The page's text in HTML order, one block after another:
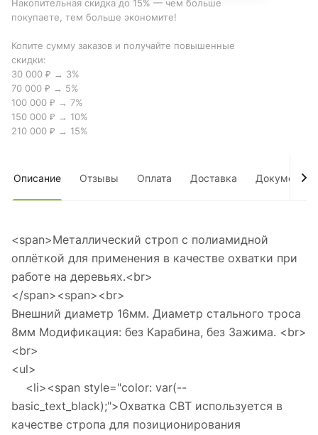
Накопительная скидка до 15% — чем больше
покупаете, тем больше экономите!
Копите сумму заказов и получайте повышенные
скидки:
30 000 ₽ → 3%
70 000 ₽ → 5%
100 000 ₽ → 7%
150 000 ₽ → 10%
210 000 ₽ → 15%
Описание Отзывы Оплата Доставка Документы
<span>Металлический строп с полиамидной
оплёткой для применения в качестве охватки при
работе на деревьях.<br>
</span><span><br>
Внешний диаметр 16мм. Диаметр стального троса
8мм Модификация: без Карабина, без Зажима. <br>
<br>
<ul>
<li><span style="color: var(--
basic_text_black);">Охватка СВТ используется в
качестве стропа для позиционирования